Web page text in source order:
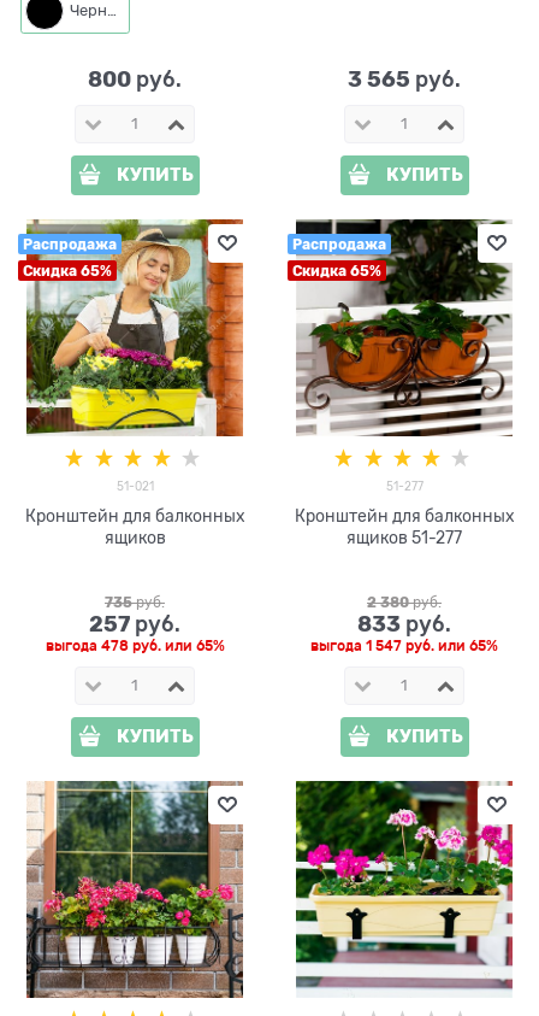
Черный
800 руб.
КУПИТЬ
3 565 руб.
КУПИТЬ
Распродажа
Скидка 65%
51-021
Кронштейн для балконных
ящиков
735 руб.
257 руб.
выгода 478 руб.или 65%
КУПИТЬ
Распродажа
Скидка 65%
51-277
Кронштейн для балконных
ящиков 51-277
2 380 руб.
833 руб.
выгода 1 547 руб. или 65%
КУПИТЬ